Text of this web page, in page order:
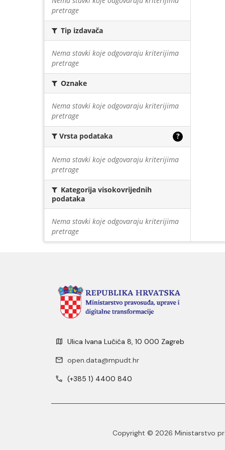
pretrage
Tip izdavača
Nema stavki koje odgovaraju kriterijima
pretrage
Oznake
Nema stavki koje odgovaraju kriterijima
pretrage
Vrsta podataka ?
Nema stavki koje odgovaraju kriterijima
pretrage
Kategorija visokovrijednih
podataka
Nema stavki koje odgovaraju kriterijima
pretrage